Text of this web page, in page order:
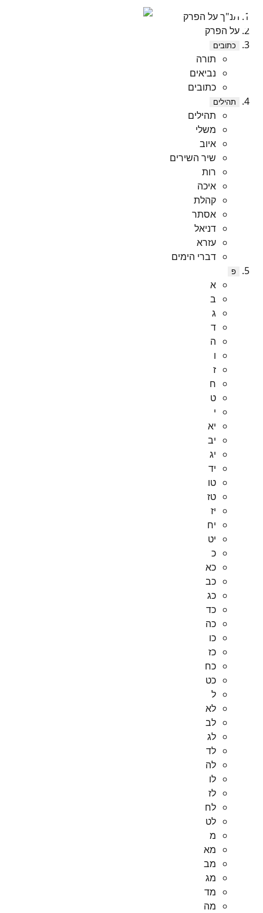
תנ"ך על הפרק
על הפרק
כתובים
תורה
נביאים
כתובים
תהילים
תהילים
משלי
איוב
שיר השירים
רות
איכה
קהלת
אסתר
דניאל
עזרא
דברי הימים
פ
א
ב
ג
ד
ה
ו
ז
ח
ט
י
יא
יב
יג
יד
טו
טז
יז
יח
יט
כ
כא
כב
כג
כד
כה
כו
כז
כח
כט
ל
לא
לב
לג
לד
לה
לו
לז
לח
לט
מ
מא
מב
מג
מד
מה